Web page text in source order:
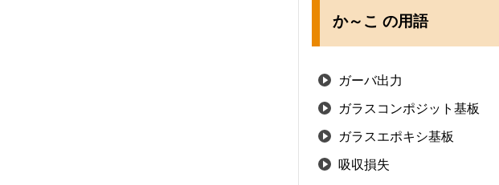
か～こ の用語
ガーバ出力
ガラスコンポジット基板
ガラスエポキシ基板
吸収損失